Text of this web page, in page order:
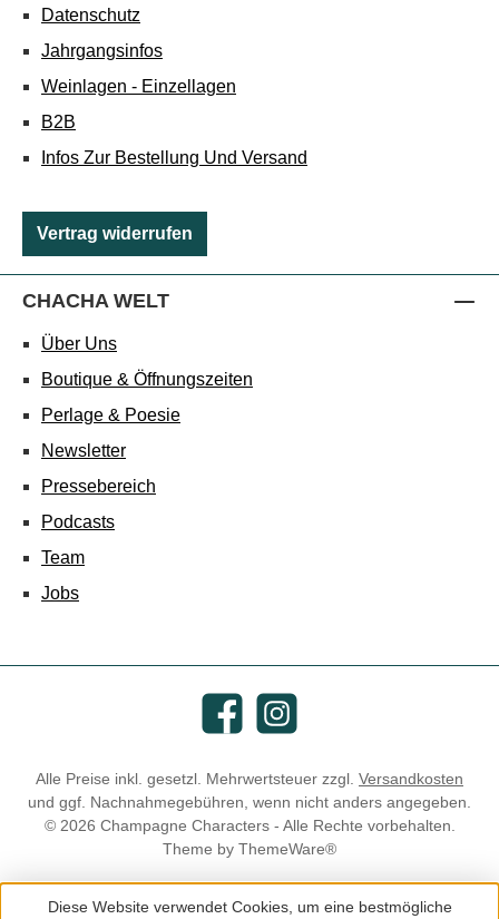
Datenschutz
Jahrgangsinfos
Weinlagen - Einzellagen
B2B
Infos Zur Bestellung Und Versand
Vertrag widerrufen
CHACHA WELT
Über Uns
Boutique & Öffnungszeiten
Perlage & Poesie
Newsletter
Pressebereich
Podcasts
Team
Jobs
FacebookInstagram
Alle Preise inkl. gesetzl. Mehrwertsteuer zzgl. Versandkosten
und ggf. Nachnahmegebühren, wenn nicht anders angegeben.
© 2026 Champagne Characters - Alle Rechte vorbehalten.
Theme by ThemeWare®
Diese Website verwendet Cookies, um eine bestmögliche